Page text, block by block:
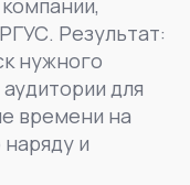
Результат:
нужного
для
времени на
и